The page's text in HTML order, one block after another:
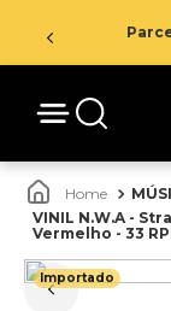
VINIL N.W.A -
Vermelho - 33
Importado